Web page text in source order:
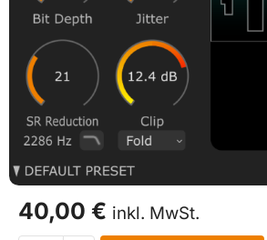
40,00 € inkl. MwSt.